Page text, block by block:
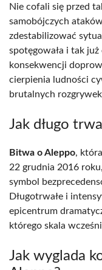
Nie cofali się przed
samobójczych
zdestabilizować
spotęgowała i tak
konsekwencji
cierpienia ludności
brutalnych
Jak długo
Bitwa o Aleppo,
22 grudnia 2016
symbol
Długotrwałe i
epicentrum
którego skala
Jak wyglada